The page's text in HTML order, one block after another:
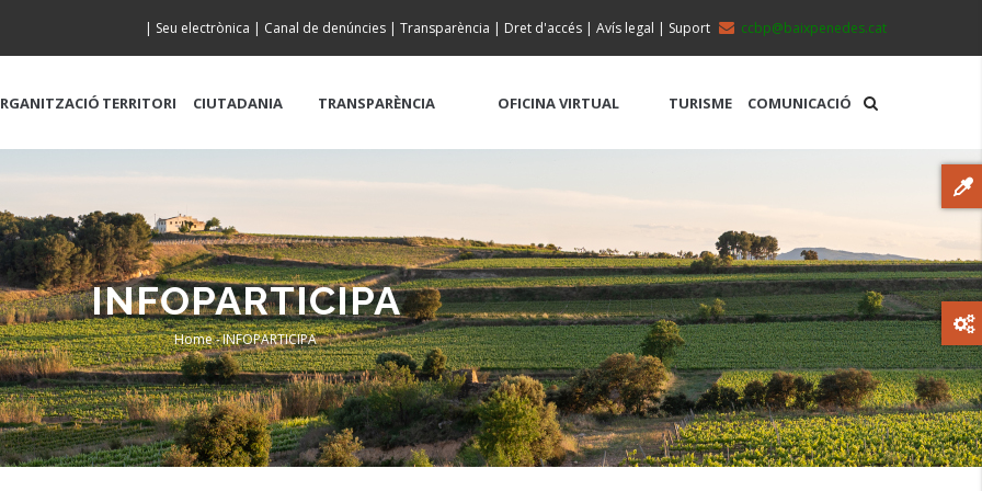
ccbp@baixpenedes.cat
| Seu electrònica | Canal de denúncies | Transparència | Dret d'accés | Avís legal | Suport
TERRITORI CIUTADANIA TRANSPARÈNCIA OFICINA VIRTUAL TURISME COMUNICACIÓ
INFOPARTICIPA
Breadcrumb
Home-INFOPARTICIPA